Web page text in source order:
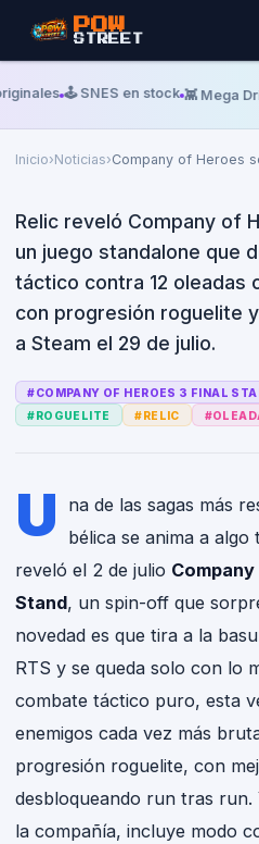
POW
STREET
🕹️ SNES en stock 👾 Mega
Inicio›Noticias›Company of Heroes
GEMATSU
Company of
roguelite:
Stand, un spin-
por oleadas
Relic reveló Company of
un juego standalone que
táctico contra 12 oleadas
con progresión roguelite
a Steam el 29 de julio.
#COMPANY OF HEROES 3 FINAL
#ROGUELITE #RELIC #
U
na de las sagas más
bélica se anima a
reveló el 2 de julio
Stand, un spin-off que
novedad es que tira a la
RTS y se queda solo con lo
combate táctico puro, esta
enemigos cada vez más
progresión roguelite, con
desbloqueando run tras
la compañía, incluye modo